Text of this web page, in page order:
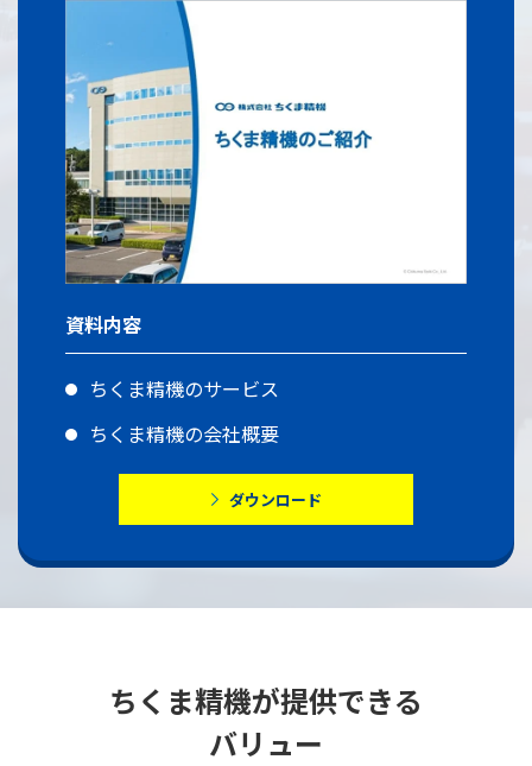
資料内容
ちくま精機のサービス
ちくま精機の会社概要
ダウンロード
ちくま精機が提供できる
バリュー